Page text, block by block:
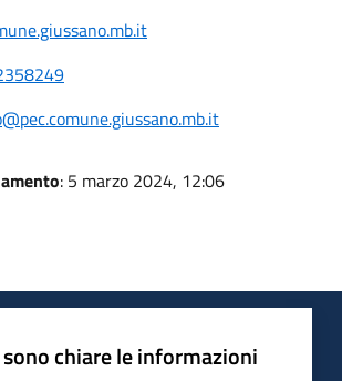
: 5 marzo 2024, 12:06
chiare le informazioni